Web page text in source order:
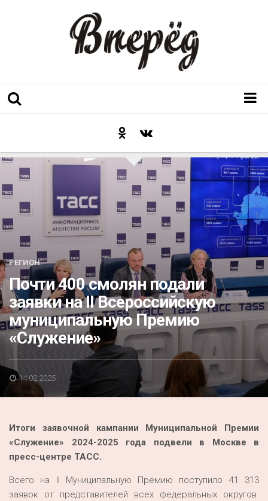
Послесловие к празднику
Факт
Неожиданный ракурс
Контакты
Люди родного края
Акция
К 70-летию районного Дома культуры
Конкурс
Люди родного края
Национальные проекты
Память
Перепись — 2020
РЕГИОН
Почти 400 смолян подали
заявки на II Всероссийскую
муниципальную Премию
«Служение»
14.02.2025
Итоги заявочной кампании Муниципальной Премии
«Служение» 2024-2025 года подвели в Москве в
пресс-центре ТАСС.
Всего на II Муниципальную Премию поступило 41 313
заявок от представителей всех федеральных округов.